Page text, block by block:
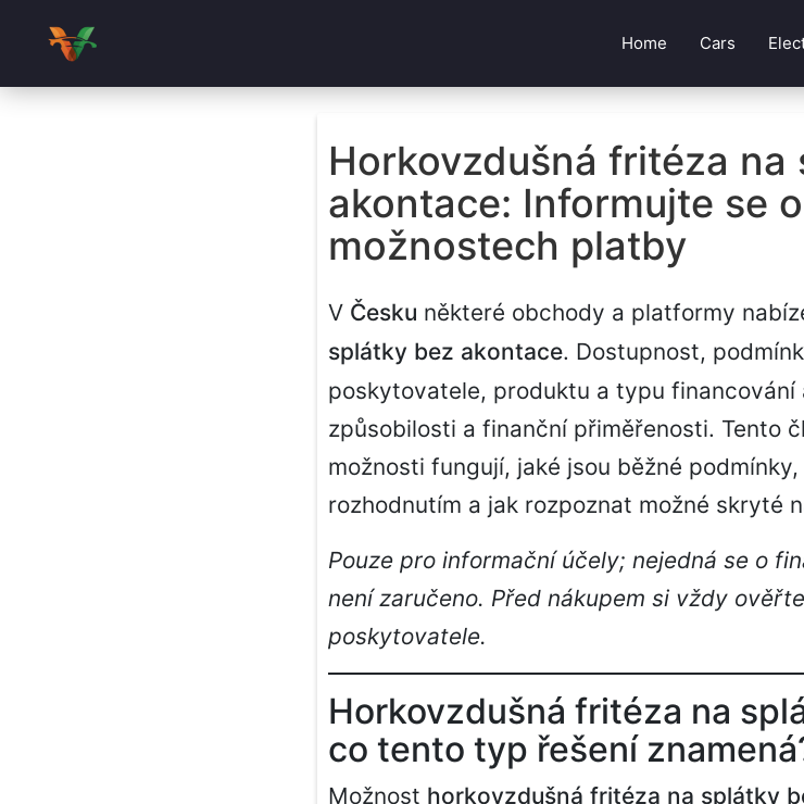
Home Cars
Horkovzdušná fritéza na
akontace: Informujte se
možnostech platby
V Česku některé obchody a platformy
splátky bez akontace. Dostupnost,
poskytovatele, produktu a typu financování
způsobilosti a finanční přiměřenosti. Tento
možnosti fungují, jaké jsou běžné
rozhodnutím a jak rozpoznat možné skryté
Pouze pro informační účely; nejedná se o
není zaručeno. Před nákupem si vždy
poskytovatele.
Horkovzdušná fritéza na
co tento typ řešení
Možnost horkovzdušná fritéza na splátky